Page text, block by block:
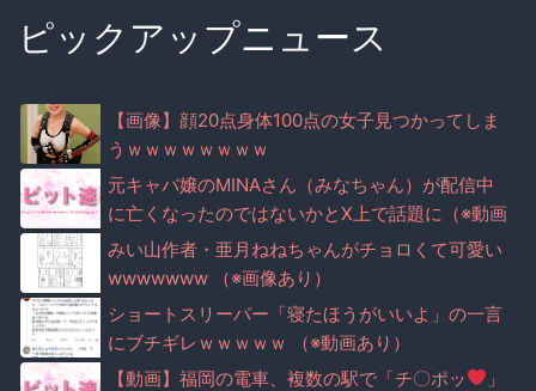
ピックアップニュース
【画像】顔20点身体100点の女子見つかってしま
うｗｗｗｗｗｗｗｗ
元キャバ嬢のMINAさん（みなちゃん）が配信中
に亡くなったのではないかとX上で話題に（※動画
あり）
みい山作者・亜月ねねちゃんがチョロくて可愛い
wwwwwww （※画像あり）
ショートスリーパー「寝たほうがいいよ」の一言
にブチギレｗｗｗｗｗ （※動画あり）
【動画】福岡の電車、複数の駅で「チ〇ポッ
」